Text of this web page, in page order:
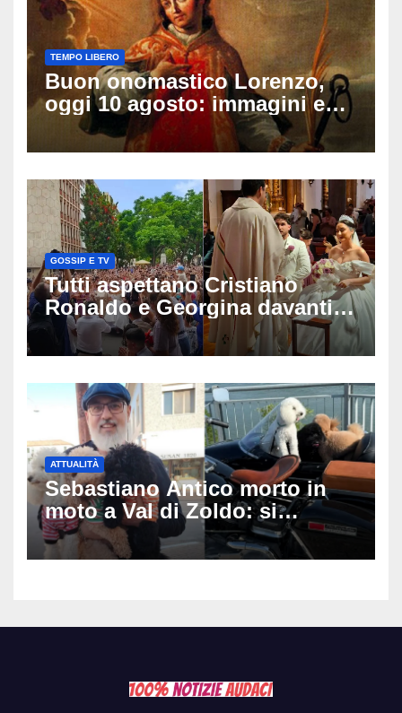
TEMPO LIBERO
Buon onomastico Lorenzo,
oggi 10 agosto: immagini e
gif di auguri da condividere
sui social
GOSSIP E TV
Tutti aspettano Cristiano
Ronaldo e Georgina davanti
alla cattedrale: ma il
matrimonio era di un’altra
ATTUALITÀ
Sebastiano Antico morto in
moto a Val di Zoldo: si
schianta con il sidecar, salvi i
due cagnolini